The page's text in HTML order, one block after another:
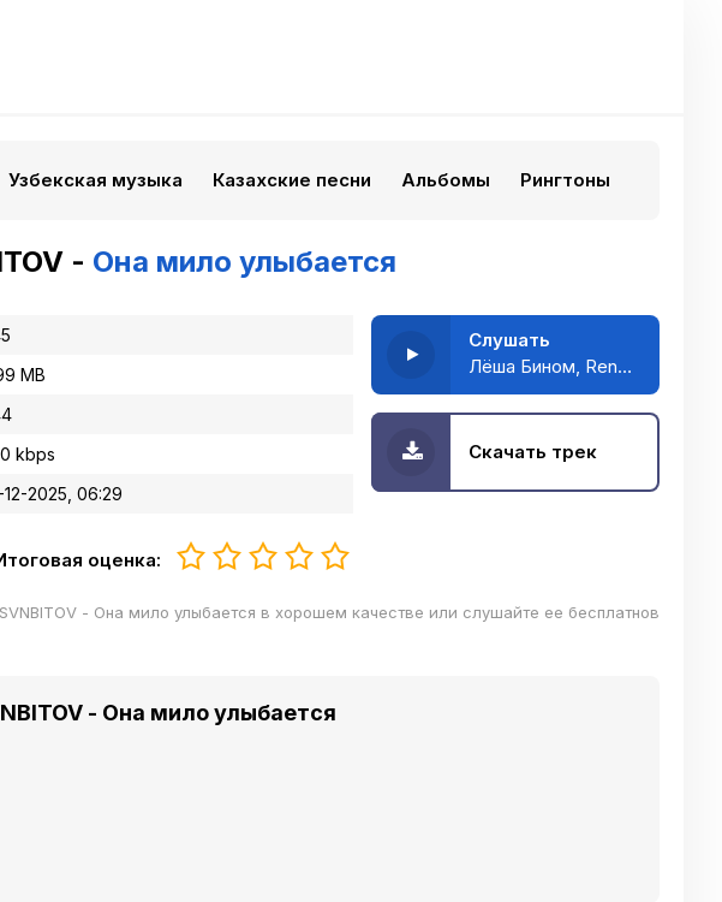
Узбекская музыка Казахские песни Альбомы Рингтоны
- Она мило улыбается
MB
kbps
12-2025, 06:29
оценка:
Слушать
Лёша Бином, Rendow, ISVNBITOV - Она мило улыбается
Скачать трек
- Она мило улыбается в хорошем качестве или слушайте ее бесплатнов
- Она мило улыбается